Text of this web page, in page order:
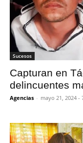
Sucesos
Capturan en
delincuentes
Agencias - mayo 21, 2024 -